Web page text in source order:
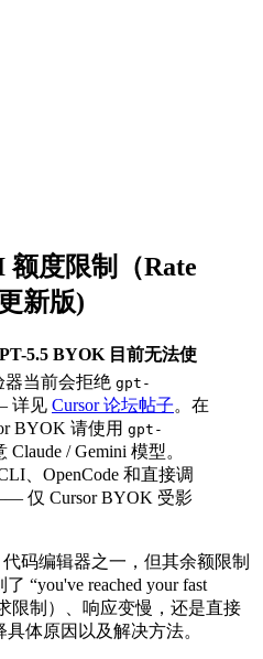
度限制（Rate
新版)
5.5 BYOK 目前无法使
器当前会拒绝 gpt-
详见 Cursor 论坛帖子。在
BYOK 请使用 gpt-
Claude / Gemini 模型。
、OpenCode 和直接调
仅 Cursor BYOK 受影
码编辑器之一，但其余额限制
“you've reached your fast
限制）、响应变慢，还是直接
体原因以及解决方法。